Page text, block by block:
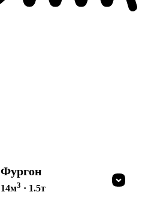
Фургон
14м3 · 1.5т